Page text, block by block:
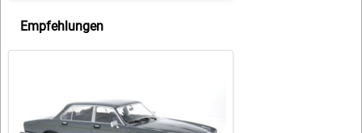
Empfehlungen